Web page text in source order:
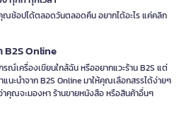
ณช้อปได้ตลอดวันตลอดคืน อยากได้อะไร แค่คลิก
B2S Online
ณ์เครื่องเขียนใกล้ฉัน หรืออยากแวะร้าน B2S แต่
แนะนำจาก B2S Online มาให้คุณเลือกสรรได้ง่ายๆ
คุณจะมองหา ร้านขายหนังสือ หรือสินค้าอื่นๆ